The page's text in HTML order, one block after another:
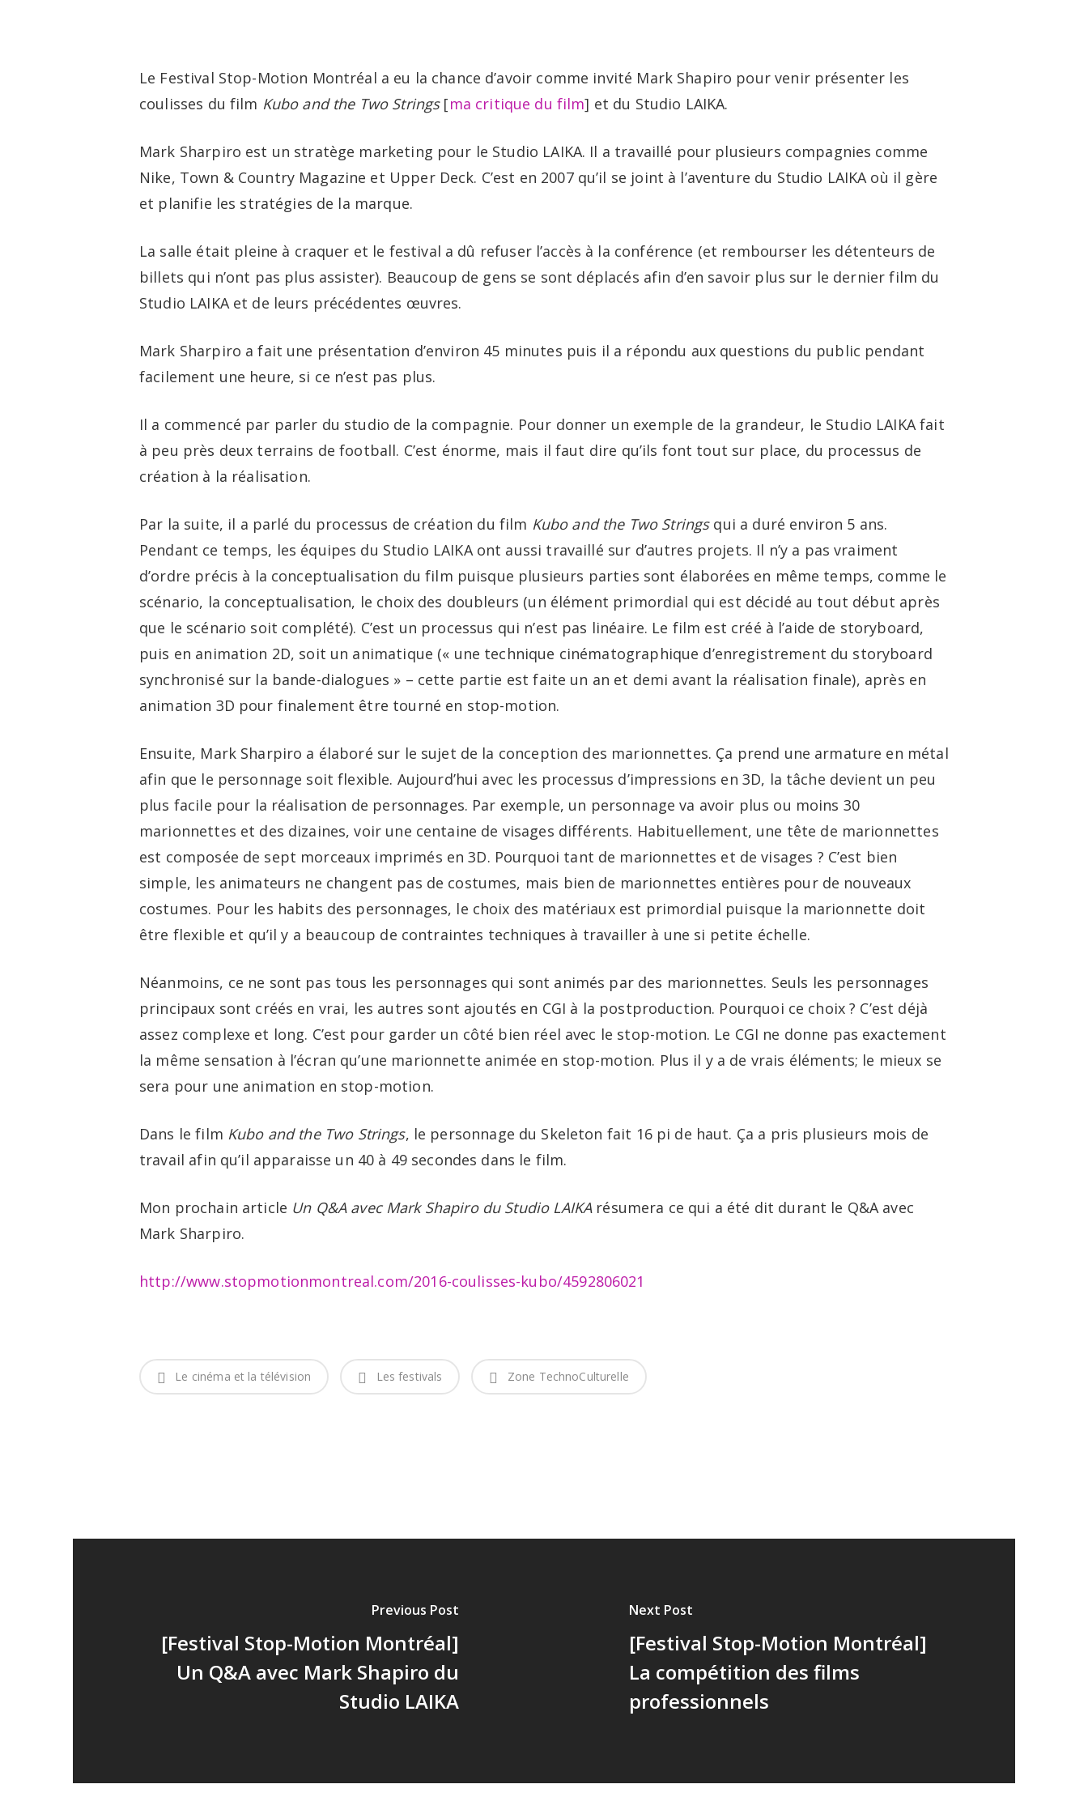
Le Festival Stop-Motion Montréal a eu la chance d’avoir comme invité Mark Shapiro pour venir présenter les
coulisses du film Kubo and the Two Strings [ma critique du film] et du Studio LAIKA.
Mark Sharpiro est un stratège marketing pour le Studio LAIKA. Il a travaillé pour plusieurs compagnies comme
Nike, Town & Country Magazine et Upper Deck. C’est en 2007 qu’il se joint à l’aventure du Studio LAIKA où il gère
et planifie les stratégies de la marque.
La salle était pleine à craquer et le festival a dû refuser l’accès à la conférence (et rembourser les détenteurs de
billets qui n’ont pas plus assister). Beaucoup de gens se sont déplacés afin d’en savoir plus sur le dernier film du
Studio LAIKA et de leurs précédentes œuvres.
Mark Sharpiro a fait une présentation d’environ 45 minutes puis il a répondu aux questions du public pendant
facilement une heure, si ce n’est pas plus.
Il a commencé par parler du studio de la compagnie. Pour donner un exemple de la grandeur, le Studio LAIKA fait
à peu près deux terrains de football. C’est énorme, mais il faut dire qu’ils font tout sur place, du processus de
création à la réalisation.
Par la suite, il a parlé du processus de création du film Kubo and the Two Stringsqui a duré environ 5 ans.
Pendant ce temps, les équipes du Studio LAIKA ont aussi travaillé sur d’autres projets. Il n’y a pas vraiment
d’ordre précis à la conceptualisation du film puisque plusieurs parties sont élaborées en même temps, comme le
scénario, la conceptualisation, le choix des doubleurs (un élément primordial qui est décidé au tout début après
que le scénario soit complété). C’est un processus qui n’est pas linéaire. Le film est créé à l’aide de storyboard,
puis en animation 2D, soit un animatique (« une technique cinématographique d’enregistrement du storyboard
synchronisé sur la bande-dialogues » – cette partie est faite un an et demi avant la réalisation finale), après en
animation 3D pour finalement être tourné en stop-motion.
Ensuite, Mark Sharpiro a élaboré sur le sujet de la conception des marionnettes. Ça prend une armature en métal
afin que le personnage soit flexible. Aujourd’hui avec les processus d’impressions en 3D, la tâche devient un peu
plus facile pour la réalisation de personnages. Par exemple, un personnage va avoir plus ou moins 30
marionnettes et des dizaines, voir une centaine de visages différents. Habituellement, une tête de marionnettes
est composée de sept morceaux imprimés en 3D. Pourquoi tant de marionnettes et de visages ? C’est bien
simple, les animateurs ne changent pas de costumes, mais bien de marionnettes entières pour de nouveaux
costumes. Pour les habits des personnages, le choix des matériaux est primordial puisque la marionnette doit
être flexible et qu’il y a beaucoup de contraintes techniques à travailler à une si petite échelle.
Néanmoins, ce ne sont pas tous les personnages qui sont animés par des marionnettes. Seuls les personnages
principaux sont créés en vrai, les autres sont ajoutés en CGI à la postproduction. Pourquoi ce choix ? C’est déjà
assez complexe et long. C’est pour garder un côté bien réel avec le stop-motion. Le CGI ne donne pas exactement
la même sensation à l’écran qu’une marionnette animée en stop-motion. Plus il y a de vrais éléments; le mieux se
sera pour une animation en stop-motion.
Dans le film Kubo and the Two Strings, le personnage du Skeleton fait 16 pi de haut. Ça a pris plusieurs mois de
travail afin qu’il apparaisse un 40 à 49 secondes dans le film.
Mon prochain article Un Q&A avec Mark Shapiro du Studio LAIKArésumera ce qui a été dit durant le Q&A avec
Mark Sharpiro.
http://www.stopmotionmontreal.com/2016-coulisses-kubo/4592806021
Le cinéma et la télévision Les festivals Zone TechnoCulturelle
Previous Post
[Festival Stop-Motion Montréal]
Un Q&A avec Mark Shapiro du
Studio LAIKA
Next Post
[Festival Stop-Motion Montréal]
La compétition des films
professionnels